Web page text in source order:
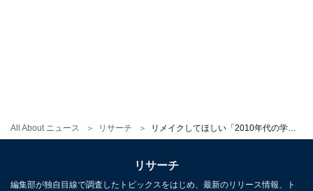
All About ニュース リサーチ
リサーチ
編集部が独自目線で調査したトピックスをはじめ、最新のリリース情報、ト